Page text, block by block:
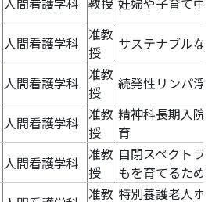
人間看護学科 准教
授
サステナブルな
人間看護学科 准教
授
続発性リンパ浮
人間看護学科 准教
授
精神科長期入院
育
人間看護学科 准教
授
自閉スペクトラ
もを育てるため
准教 特別養護老人ホ